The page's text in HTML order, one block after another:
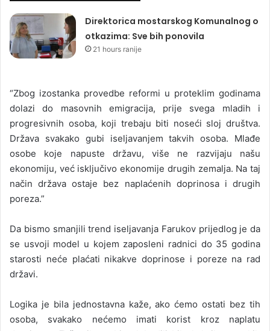
Direktorica mostarskog Komunalnog o
otkazima: Sve bih ponovila
21 hours ranije
“Zbog izostanka provedbe reformi u proteklim godinama
dolazi do masovnih emigracija, prije svega mladih i
progresivnih osoba, koji trebaju biti noseći sloj društva.
Država svakako gubi iseljavanjem takvih osoba. Mlađe
osobe koje napuste državu, više ne razvijaju našu
ekonomiju, već isključivo ekonomije drugih zemalja. Na taj
način država ostaje bez naplaćenih doprinosa i drugih
poreza.”
Da bismo smanjili trend iseljavanja Farukov prijedlog je da
se usvoji model u kojem zaposleni radnici do 35 godina
starosti neće plaćati nikakve doprinose i poreze na rad
državi.
Logika je bila jednostavna kaže, ako ćemo ostati bez tih
osoba, svakako nećemo imati korist kroz naplatu